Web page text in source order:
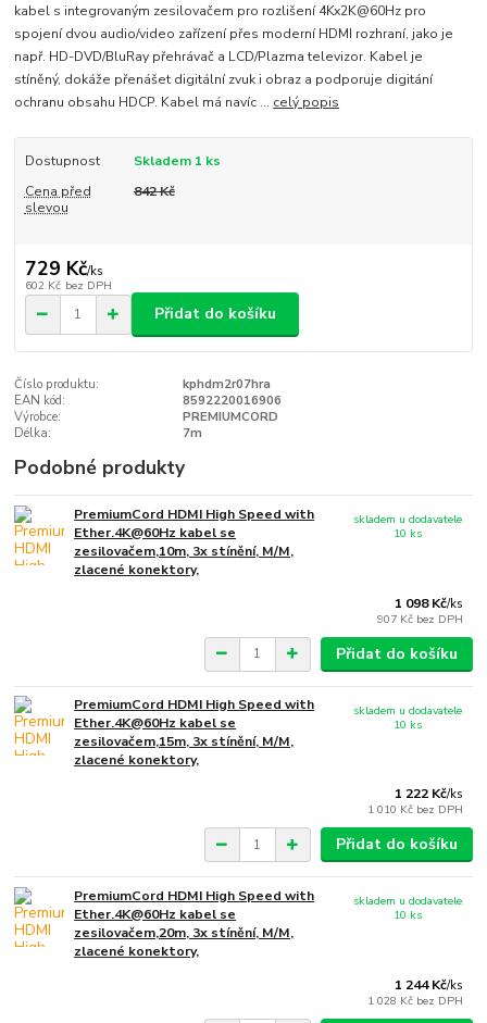
kabel s integrovaným zesilovačem pro rozlišení 4Kx2K@60Hz pro
spojení dvou audio/video zařízení přes moderní HDMI rozhraní, jako je
např. HD-DVD/BluRay přehrávač a LCD/Plazma televizor. Kabel je
stíněný, dokáže přenášet digitální zvuk i obraz a podporuje digitání
ochranu obsahu HDCP. Kabel má navíc ... celý popis
Dostupnost
Skladem 1 ks
Cena před
slevou
842 Kč
729 Kč/ks
602 Kč bez DPH
Přidat do košíku
Číslo produktu:
kphdm2r07hra
EAN kód:
8592220016906
Výrobce:
PREMIUMCORD
Délka:
7m
Podobné produkty
PremiumCord HDMI High Speed with
Ether.4K@60Hz kabel se
zesilovačem,10m, 3x stínění, M/M,
zlacené konektory,
1 098 Kč/ks
907 Kč bez DPH
skladem u dodavatele
10 ks
Přidat do košíku
PremiumCord HDMI High Speed with
Ether.4K@60Hz kabel se
zesilovačem,15m, 3x stínění, M/M,
zlacené konektory,
1 222 Kč/ks
1 010 Kč bez DPH
skladem u dodavatele
10 ks
Přidat do košíku
PremiumCord HDMI High Speed with
Ether.4K@60Hz kabel se
zesilovačem,20m, 3x stínění, M/M,
zlacené konektory,
1 244 Kč/ks
1 028 Kč bez DPH
skladem u dodavatele
10 ks